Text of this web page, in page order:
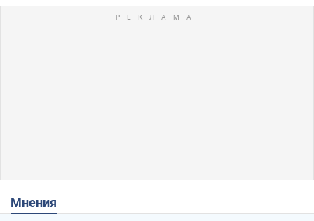
Мнения